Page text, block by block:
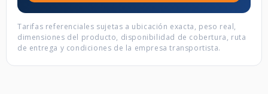
Tarifas referenciales sujetas a ubicación exacta, peso real,
dimensiones del producto, disponibilidad de cobertura, ruta
de entrega y condiciones de la empresa transportista.